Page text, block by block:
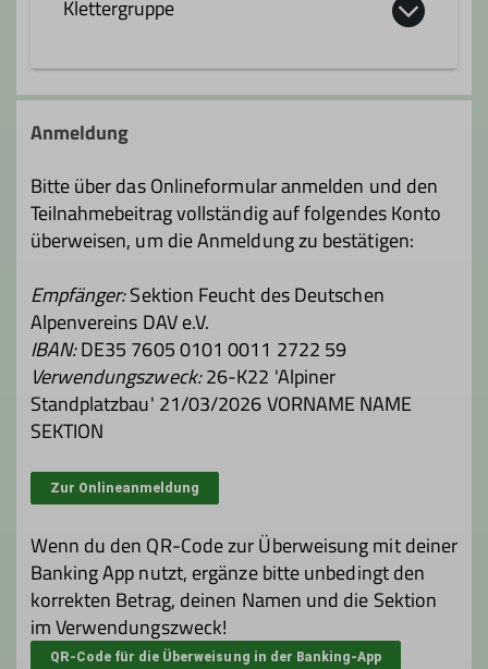
Klettergruppe
Anmeldung
Bitte über das Onlineformular anmelden und den
Teilnahmebeitrag vollständig auf folgendes Konto
überweisen, um die Anmeldung zu bestätigen:
Empfänger:Sektion Feucht des Deutschen
Alpenvereins DAV e.V.
IBAN:DE35 7605 0101 0011 2722 59
Verwendungszweck:26-K22 'Alpiner
Standplatzbau' 21/03/2026 VORNAME NAME
SEKTION
Zur Onlineanmeldung
Wenn du den QR-Code zur Überweisung mit deiner
Banking App nutzt, ergänze bitte unbedingt den
korrekten Betrag, deinen Namen und die Sektion
im Verwendungszweck!
QR-Code für die Überweisung in der Banking-App